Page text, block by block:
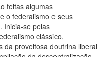
feitas algumas
o federalismo e seus
Inicia-se pelas
clássico,
da proveitosa doutrina liberal